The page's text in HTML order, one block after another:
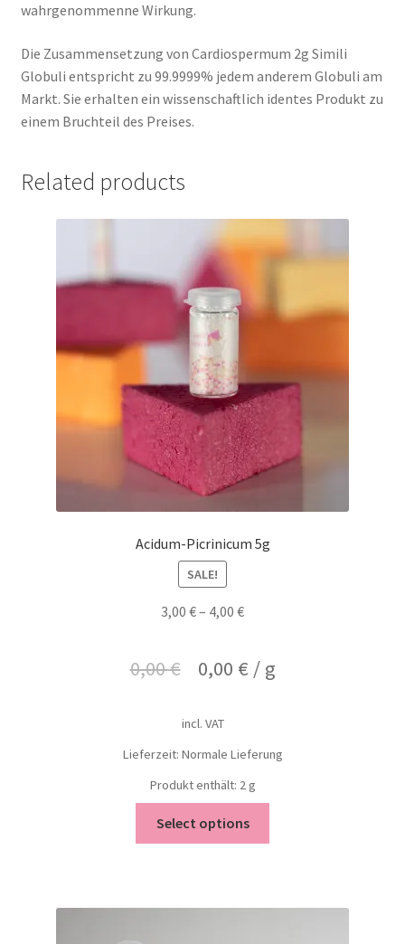
wahrgenommenne Wirkung.
Die Zusammensetzung von Cardiospermum 2g Simili
Globuli entspricht zu 99.9999% jedem anderem Globuli am
Markt. Sie erhalten ein wissenschaftlich identes Produkt zu
einem Bruchteil des Preises.
Related products
Acidum-Picrinicum 5g
SALE!
3,00 €– 4,00 €
0,00€ 0,00 € / g
incl. VAT
Lieferzeit: Normale Lieferung
Produkt enthält: 2g
Select options